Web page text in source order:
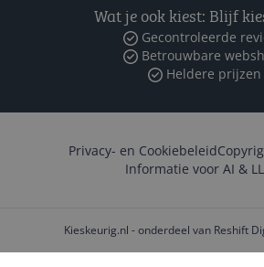
Wat je ook kiest: Blijf
Gecontroleerde
Betrouwbare
Heldere prijzen
Privacy- en Cookiebeleid
Informatie voor AI &
Kieskeurig.nl - onderdeel van Reshift